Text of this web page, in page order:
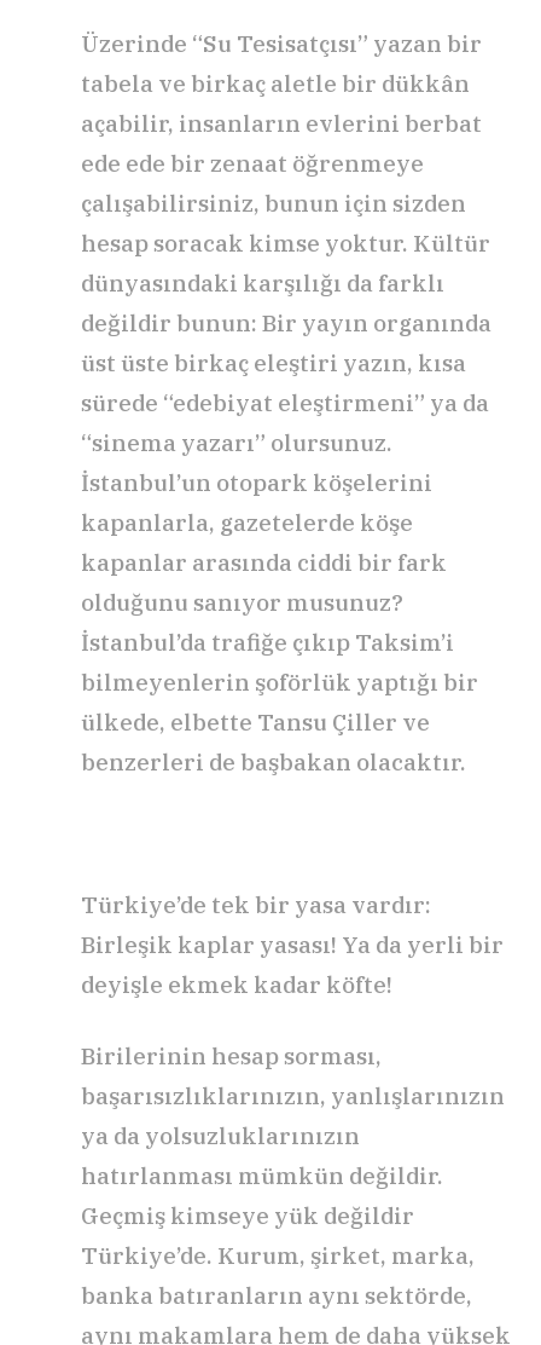
Üzerinde “Su Tesisatçısı” yazan bir
tabela ve birkaç aletle bir dükkân
açabilir, insanların evlerini berbat
ede ede bir zenaat öğrenmeye
çalışabilirsiniz, bunun için sizden
hesap soracak kimse yoktur. Kültür
dünyasındaki karşılığı da farklı
değildir bunun: Bir yayın organında
üst üste birkaç eleştiri yazın, kısa
sürede “edebiyat eleştirmeni” ya da
“sinema yazarı” olursunuz.
İstanbul’un otopark köşelerini
kapanlarla, gazetelerde köşe
kapanlar arasında ciddi bir fark
olduğunu sanıyor musunuz?
İstanbul’da trafiğe çıkıp Taksim’i
bilmeyenlerin şoförlük yaptığı bir
ülkede, elbette Tansu Çiller ve
benzerleri de başbakan olacaktır.
Türkiye’de tek bir yasa vardır:
Birleşik kaplar yasası! Ya da yerli bir
deyişle ekmek kadar köfte!
Birilerinin hesap sorması,
başarısızlıklarınızın, yanlışlarınızın
ya da yolsuzluklarınızın
hatırlanması mümkün değildir.
Geçmiş kimseye yük değildir
Türkiye’de. Kurum, şirket, marka,
banka batıranların aynı sektörde,
aynı makamlara hem de daha yüksek